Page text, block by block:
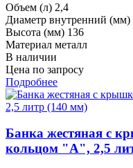
Объем (л) 2,4
Диаметр внутренний (мм)
Высота (мм) 136
Материал металл
В наличии
Цена по запросу
Подробнее
Банка жестяная с
кольцом "А", 2,5